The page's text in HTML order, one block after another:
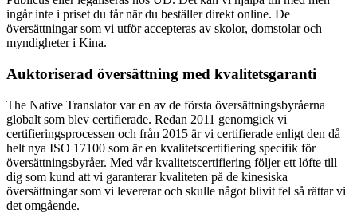
ingår inte i priset du får när du beställer direkt online. De
översättningar som vi utför accepteras av skolor, domstolar och
myndigheter i Kina.
Auktoriserad översättning med kvalitetsgaranti
The Native Translator var en av de första översättningsbyråerna
globalt som blev certifierade. Redan 2011 genomgick vi
certifieringsprocessen och från 2015 är vi certifierade enligt den då
helt nya ISO 17100 som är en kvalitetscertifiering specifik för
översättningsbyråer. Med vår kvalitetscertifiering följer ett löfte till
dig som kund att vi garanterar kvaliteten på de kinesiska
översättningar som vi levererar och skulle något blivit fel så rättar vi
det omgående.